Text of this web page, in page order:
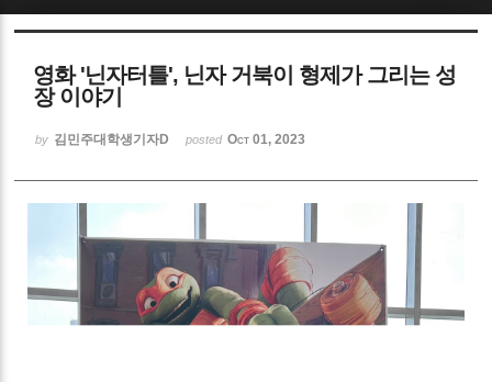
영화 '닌자터틀', 닌자 거북이 형제가 그리는 성
장 이야기
by 김민주대학생기자D posted Oct 01, 2023
Sketchbook5, 스케치북5
Sketchbook5, 스케치북5